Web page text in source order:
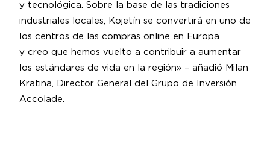
y tecnológica. Sobre la base de las tradiciones
industriales locales, Kojetín se convertirá en uno de
los centros de las compras online en Europa
y creo que hemos vuelto a contribuir a aumentar
los estándares de vida en la región» – añadió Milan
Kratina, Director General del Grupo de Inversión
Accolade.